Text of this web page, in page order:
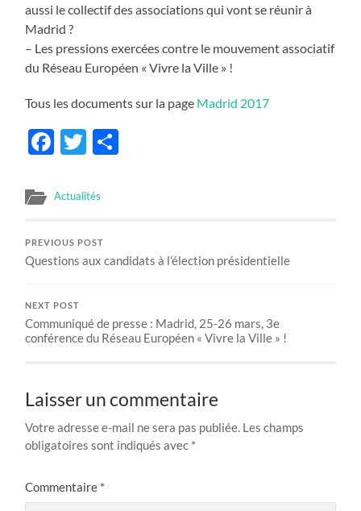
aussi le collectif des associations qui vont se réunir à
Madrid ?
– Les pressions exercées contre le mouvement associatif
du Réseau Européen « Vivre la Ville » !
Tous les documents sur la page Madrid 2017
Facebook
Twitter
Actualités
PREVIOUS POST
Questions aux candidats à l’élection présidentielle
NEXT POST
Communiqué de presse : Madrid, 25-26 mars, 3e
conférence du Réseau Européen « Vivre la Ville » !
Laisser un commentaire
Votre adresse e-mail ne sera pas publiée. Les champs
obligatoires sont indiqués avec *
Commentaire *